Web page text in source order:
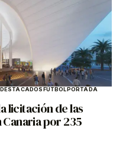
DESTACADOSFÚTBOLPORTADA
licitación de las
por 235